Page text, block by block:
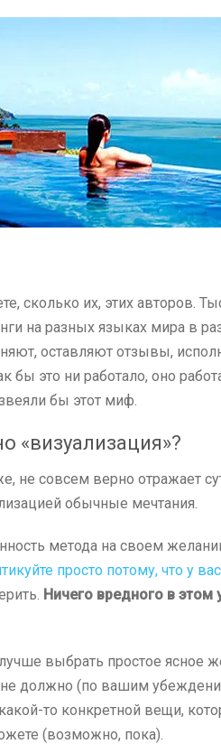
сколько их, этих авторов.
на разных языках мира в
оставляют отзывы,
бы это ни работало, оно
бы этот миф.
«визуализация»?
не совсем верно отражает
обычные мечтания.
метода на своем
просто потому, что у
Ничего вредного в этом
выбрать простое ясное
должно (по вашим
то конкретной вещи,
(возможно, пока).